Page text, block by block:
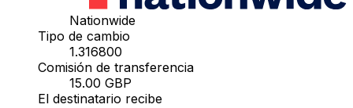
Nationwide
Tipo de cambio
1.316800
Comisión de transferencia
15.00 GBP
El destinatario recibe